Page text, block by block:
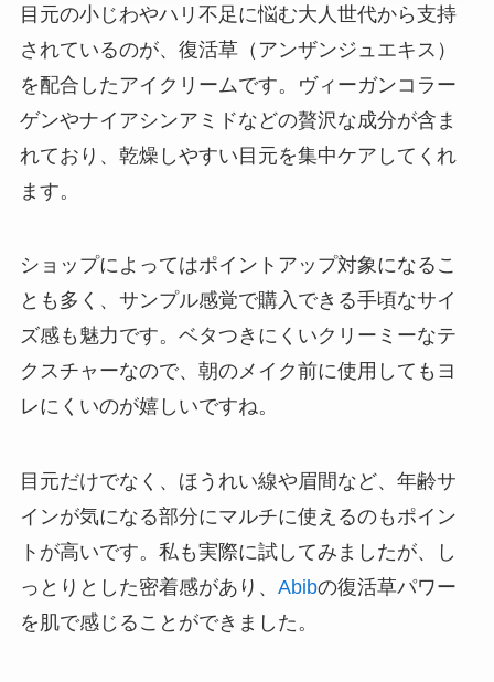
目元の小じわやハリ不足に悩む大人世代から支持
されているのが、復活草（アンザンジュエキス）
を配合したアイクリームです。ヴィーガンコラー
ゲンやナイアシンアミドなどの贅沢な成分が含ま
れており、乾燥しやすい目元を集中ケアしてくれ
ます。
ショップによってはポイントアップ対象になるこ
とも多く、サンプル感覚で購入できる手頃なサイ
ズ感も魅力です。ベタつきにくいクリーミーなテ
クスチャーなので、朝のメイク前に使用してもヨ
レにくいのが嬉しいですね。
目元だけでなく、ほうれい線や眉間など、年齢サ
インが気になる部分にマルチに使えるのもポイン
トが高いです。私も実際に試してみましたが、し
っとりとした密着感があり、 Abibの復活草パワー
を肌で感じることができました。